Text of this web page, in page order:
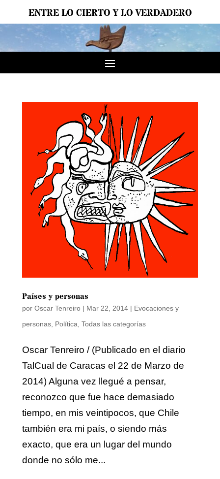
ENTRE LO CIERTO Y LO VERDADERO
Países y personas
por Oscar Tenreiro| Mar 22, 2014| Evocaciones y
personas, Política Todas las categorías
Oscar Tenreiro / (Publicado en el diario
TalCual de Caracas el 22 de Marzo de
2014) Alguna vez llegué a pensar,
reconozco que fue hace demasiado
tiempo, en mis veintipocos, que Chile
también era mi país, o siendo más
exacto, que era un lugar del mundo
donde no sólo me...